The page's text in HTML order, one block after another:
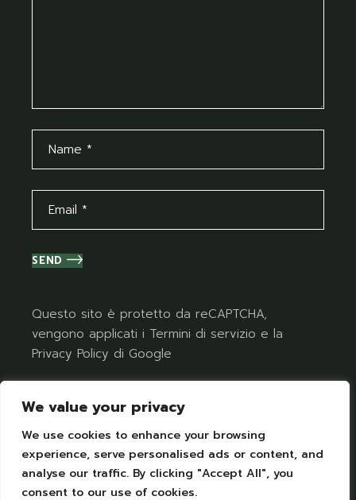
We value your privacy
We use cookies to enhance your browsing
experience, serve personalised ads or content, and
analyse our traffic. By clicking "Accept All", you
consent to our use of cookies.
SEND
Questo sito è protetto da reCAPTCHA,
vengono applicati i Termini di servizio e la
Privacy Policy di Google
Terms of UseIPrivacy Policy